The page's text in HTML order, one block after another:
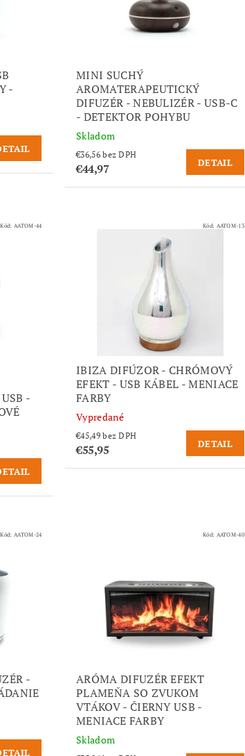
-
MINI SUCHÝ
AROMATERAPEUTICKÝ
DIFUZÉR - NEBULIZÉR - USB-C
- DETEKTOR POHYBU
Skladom
€36,56 bez DPH
€44,97 DETAIL
Kód: AATOM-44
-
Kód: AATOM-13
IBIZA DIFÚZOR - CHRÓMOVÝ
EFEKT - USB KÁBEL - MENIACE
FARBY
Vypredané
€45,49 bez DPH
€55,95 DETAIL
Kód: AATOM-24
-
Kód: AATOM-40
ARÓMA DIFUZÉR EFEKT
PLAMEŇA SO ZVUKOM
VTÁKOV - ČIERNY USB -
MENIACE FARBY
Skladom